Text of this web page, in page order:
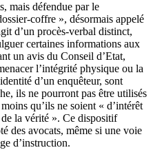
mais défendue par le
coffre », désormais appelé
d’un procès-verbal distinct,
certaines informations aux
un avis du Conseil d’Etat,
l’intégrité physique ou la
d’un enquêteur, sont
ils ne pourront pas être utilisés
qu’ils ne soient « d’intérêt
la vérité ». Ce dispositif
des avocats, même si une voie
d’instruction.